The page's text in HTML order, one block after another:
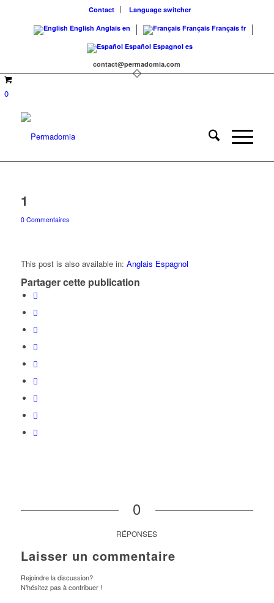
Contact
Language switcher
English Anglais en Français Français fr
Español Espagnol es
contact@permadomia.com
0
1
0 Commentaires
This post is also available in: Anglais Espagnol
Partager cette publication
0
RÉPONSES
Laisser un commentaire
Rejoindre la discussion?
N’hésitez pas à contribuer !